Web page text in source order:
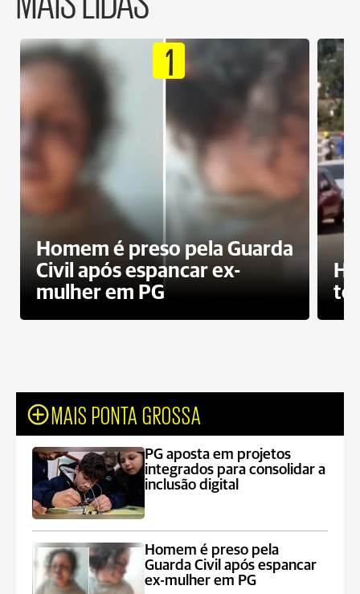
1
Homem é preso pela Guarda
Civil após espancar ex-
mulher em PG
MAIS PONTA GROSSA
PG aposta em projetos
integrados para consolidar a
inclusão digital
Homem é preso pela
Guarda Civil após espancar
ex-mulher em PG